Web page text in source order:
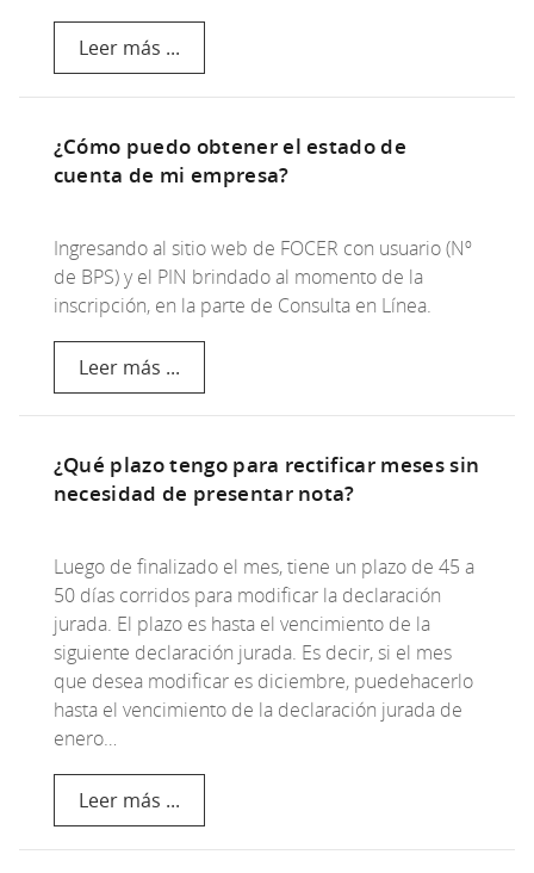
Leer más ...
¿Cómo puedo obtener el estado de
cuenta de mi empresa?
Ingresando al sitio web de FOCER con usuario (Nº
de BPS) y el PIN brindado al momento de la
inscripción, en la parte de Consulta en Línea.
Leer más ...
¿Qué plazo tengo para rectificar meses sin
necesidad de presentar nota?
Luego de finalizado el mes, tiene un plazo de 45 a
50 días corridos para modificar la declaración
jurada. El plazo es hasta el vencimiento de la
siguiente declaración jurada. Es decir, si el mes
que desea modificar es diciembre, puedehacerlo
hasta el vencimiento de la declaración jurada de
enero…
Leer más ...